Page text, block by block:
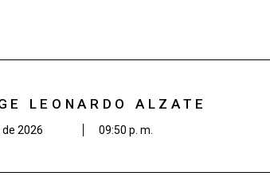
LEONARDO ALZATE
2026 09:50 p. m.